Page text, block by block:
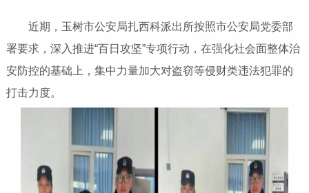
近期，玉树市公安局扎西科派出所按照市公安局党委部
署要求，深入推进“百日攻坚”专项行动，在强化社会面整体治
安防控的基础上，集中力量加大对盗窃等侵财类违法犯罪的
打击力度。